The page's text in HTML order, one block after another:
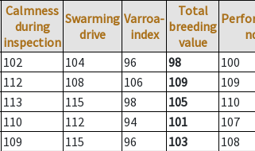
Calmness
during
inspection
Swarming
drive
Varroa-
index
Total
breeding
value
102 104 96 98
100
112 108 106 109
109
113 115 98 105
110
110 112 94 101
107
109 115 96 103
108